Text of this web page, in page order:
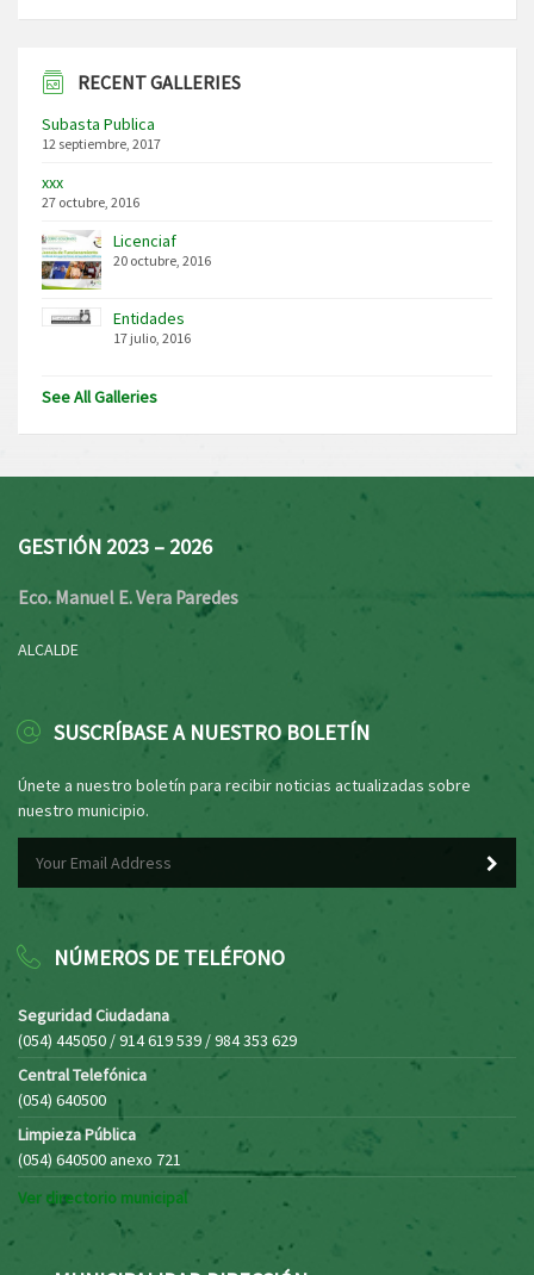
RECENT GALLERIES
Subasta Publica
12 septiembre, 2017
xxx
27 octubre, 2016
Licenciaf
20 octubre, 2016
Entidades
17 julio, 2016
See All Galleries
GESTIÓN 2023 – 2026
Eco. Manuel E. Vera Paredes
ALCALDE
SUSCRÍBASE A NUESTRO BOLETÍN
Únete a nuestro boletín para recibir noticias actualizadas sobre
nuestro municipio.
NÚMEROS DE TELÉFONO
Seguridad Ciudadana
(054) 445050 / 914 619 539 / 984 353 629
Central Telefónica
(054) 640500
Limpieza Pública
(054) 640500 anexo 721
Ver directorio municipal